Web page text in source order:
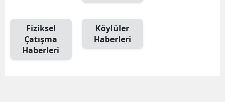
Fiziksel
Çatışma
Haberleri
Köylüler
Haberleri